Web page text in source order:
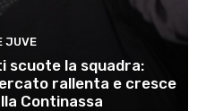
JUVE
scuote la squadra:
rallenta e cresce
Continassa